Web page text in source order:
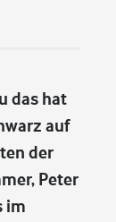
das hat
auf
der
Peter
im